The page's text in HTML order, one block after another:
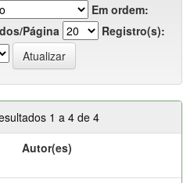
Em ordem:
Página
Registro(s):
1 a 4 de 4
Autor(es)